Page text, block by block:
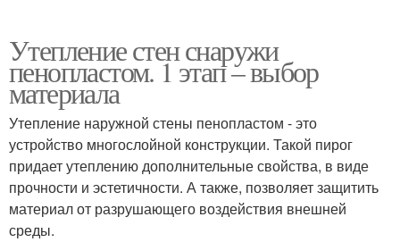
Утепление стен снаружи
пенопластом. 1 этап – выбор
материала
Утепление наружной стены пенопластом - это
устройство многослойной конструкции. Такой пирог
придает утеплению дополнительные свойства, в виде
прочности и эстетичности. А также, позволяет защитить
материал от разрушающего воздействия внешней
среды.